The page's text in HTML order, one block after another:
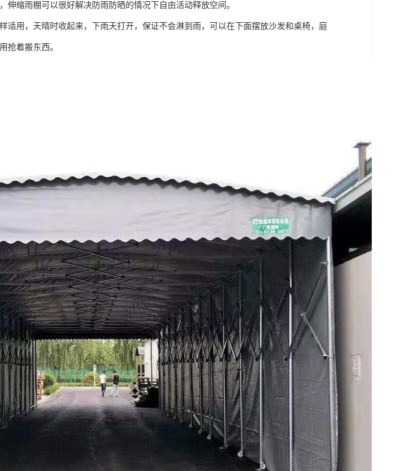
伸缩雨棚可以很好解决防雨防晒的情况下自由活动释放空间。
适用，天晴时收起来，下雨天打开，保证不会淋到雨，可以在下面摆放沙发和桌椅，庭
抢着搬东西。